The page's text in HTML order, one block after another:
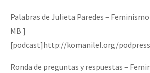
Palabras de Julieta Paredes –
MB ]
[podcast]http://komanilel.org/
Ronda de preguntas y respuestas –